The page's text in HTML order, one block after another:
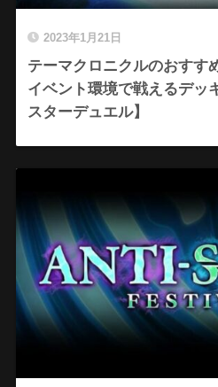
2023年1月21日
テーマクロニクルのおすす
イベント環境で戦えるデッ
スターデュエル】